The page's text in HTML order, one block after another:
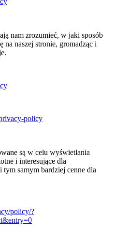
nam zrozumieć, w jaki sposób
naszej stronie, gromadząc i
policy
są w celu wyświetlania
i interesujące dla
samym bardziej cenne dla
policy/?